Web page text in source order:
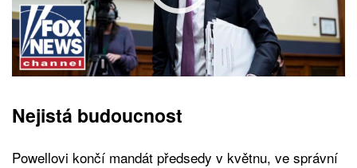
Nejistá budoucnost
Powellovi končí mandát předsedy v květnu, ve správní